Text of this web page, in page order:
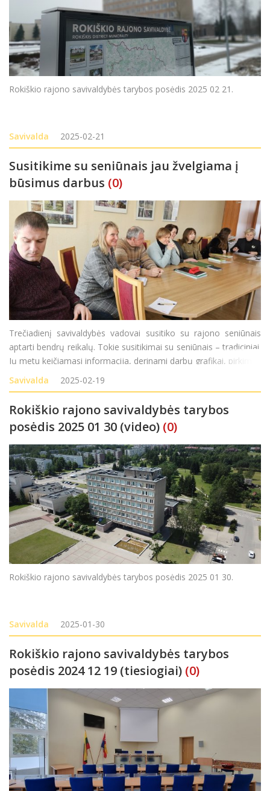
Rokiškio rajono savivaldybės tarybos posėdis 2025 02 21.
Savivalda 2025-02-21
Susitikime su seniūnais jau žvelgiama į
būsimus darbus (0)
Trečiadienį savivaldybės vadovai susitiko su rajono seniūnais
aptarti bendrų reikalų. Tokie susitikimai su seniūnais – tradiciniai.
Jų metu keičiamasi informacija, derinami darbų grafikai, pirkimai,
išklausomos ir aptariamos atskirų seniūnijų problemos,
dalinamasi patirtimi. Apga
Savivalda 2025-02-19
Rokiškio rajono savivaldybės tarybos
posėdis 2025 01 30 (video) (0)
Rokiškio rajono savivaldybės tarybos posėdis 2025 01 30.
Savivalda 2025-01-30
Rokiškio rajono savivaldybės tarybos
posėdis 2024 12 19 (tiesiogiai) (0)